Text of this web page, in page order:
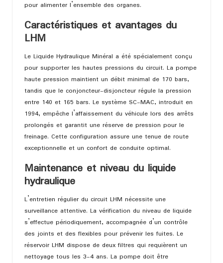
pour alimenter l’ensemble des organes.
Caractéristiques et avantages du
LHM
Le Liquide Hydraulique Minéral a été spécialement conçu
pour supporter les hautes pressions du circuit. La pompe
haute pression maintient un débit minimal de 170 bars,
tandis que le conjoncteur-disjoncteur régule la pression
entre 140 et 165 bars. Le système SC-MAC, introduit en
1994, empêche l’affaissement du véhicule lors des arrêts
prolongés et garantit une réserve de pression pour le
freinage. Cette configuration assure une tenue de route
exceptionnelle et un confort de conduite optimal.
Maintenance et niveau du liquide
hydraulique
L’entretien régulier du circuit LHM nécessite une
surveillance attentive. La vérification du niveau de liquide
s’effectue périodiquement, accompagnée d’un contrôle
des joints et des flexibles pour prévenir les fuites. Le
réservoir LHM dispose de deux filtres qui requièrent un
nettoyage tous les 3-4 ans. La pompe doit être